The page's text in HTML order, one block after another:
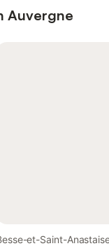
Auvergne
et-Saint-